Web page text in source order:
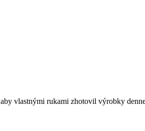
vlastnými rukami zhotovil výrobky